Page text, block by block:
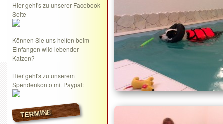
Hier geht's zu unserer Facebook-
Seite
Können Sie uns helfen beim
Einfangen wild lebender
Katzen?
Hier geht's zu unserem
Spendenkonto mit Paypal:
TERMINE